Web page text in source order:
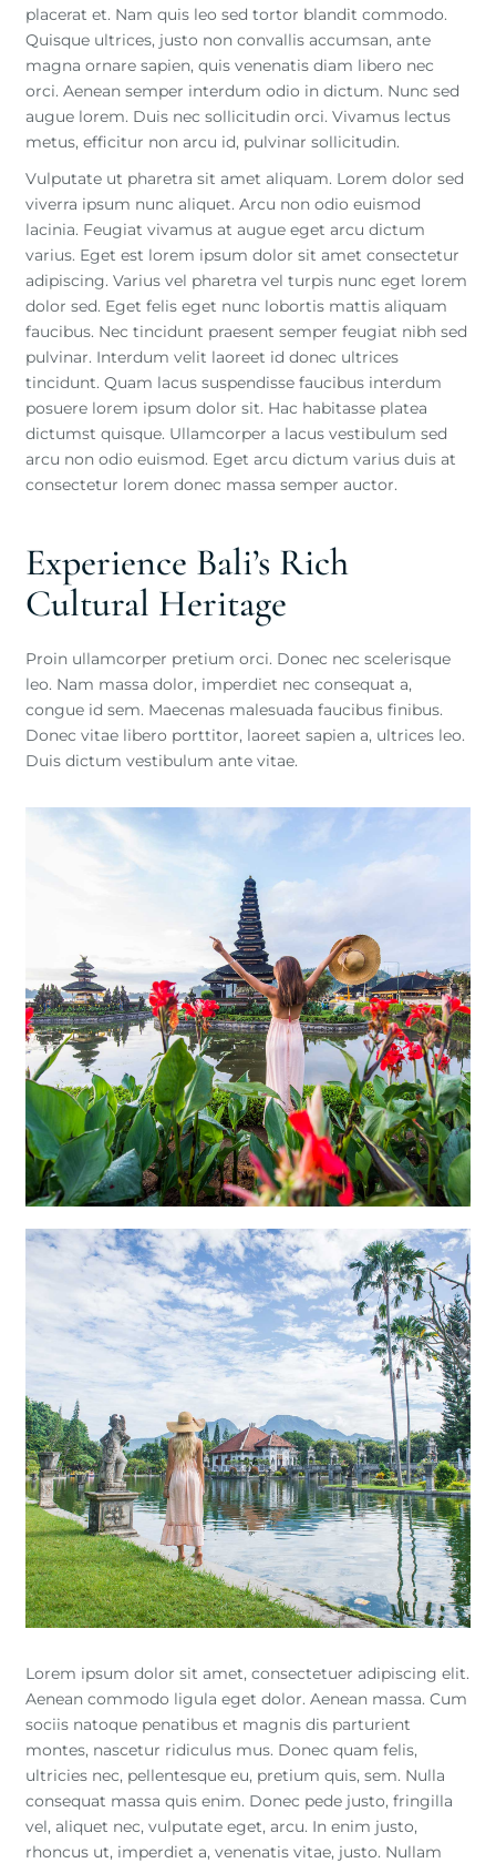
placerat et. Nam quis leo sed tortor blandit commodo.
Quisque ultrices, justo non convallis accumsan, ante
magna ornare sapien, quis venenatis diam libero nec
orci. Aenean semper interdum odio in dictum. Nunc sed
augue lorem. Duis nec sollicitudin orci. Vivamus lectus
metus, efficitur non arcu id, pulvinar sollicitudin.
Vulputate ut pharetra sit amet aliquam. Lorem dolor sed
viverra ipsum nunc aliquet. Arcu non odio euismod
lacinia. Feugiat vivamus at augue eget arcu dictum
varius. Eget est lorem ipsum dolor sit amet consectetur
adipiscing. Varius vel pharetra vel turpis nunc eget lorem
dolor sed. Eget felis eget nunc lobortis mattis aliquam
faucibus. Nec tincidunt praesent semper feugiat nibh sed
pulvinar. Interdum velit laoreet id donec ultrices
tincidunt. Quam lacus suspendisse faucibus interdum
posuere lorem ipsum dolor sit. Hac habitasse platea
dictumst quisque. Ullamcorper a lacus vestibulum sed
arcu non odio euismod. Eget arcu dictum varius duis at
consectetur lorem donec massa semper auctor.
Experience Bali’s Rich
Cultural Heritage
Proin ullamcorper pretium orci. Donec nec scelerisque
leo. Nam massa dolor, imperdiet nec consequat a,
congue id sem. Maecenas malesuada faucibus finibus.
Donec vitae libero porttitor, laoreet sapien a, ultrices leo.
Duis dictum vestibulum ante vitae.
Lorem ipsum dolor sit amet, consectetuer adipiscing elit.
Aenean commodo ligula eget dolor. Aenean massa. Cum
sociis natoque penatibus et magnis dis parturient
montes, nascetur ridiculus mus. Donec quam felis,
ultricies nec, pellentesque eu, pretium quis, sem. Nulla
consequat massa quis enim. Donec pede justo, fringilla
vel, aliquet nec, vulputate eget, arcu. In enim justo,
rhoncus ut, imperdiet a, venenatis vitae, justo. Nullam